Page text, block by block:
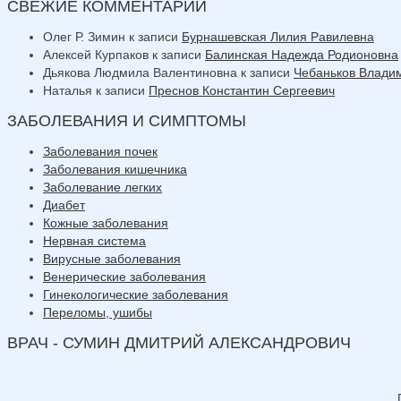
СВЕЖИЕ КОММЕНТАРИИ
Олег Р. Зимин к записи Бурнашевская Лилия Равилевна
Алексей Курпаков к записи Балинская Надежда Родионовна
Дьякова Людмила Валентиновна к записи Чебаньков
Наталья к записи Преснов Константин Сергеевич
ЗАБОЛЕВАНИЯ И СИМПТОМЫ
Заболевания почек
Заболевания кишечника
Заболевание легких
Диабет
Кожные заболевания
Нервная система
Вирусные заболевания
Венерические заболевания
Гинекологические заболевания
Переломы, ушибы
ВРАЧ - СУМИН ДМИТРИЙ АЛЕКСАНДРОВИЧ